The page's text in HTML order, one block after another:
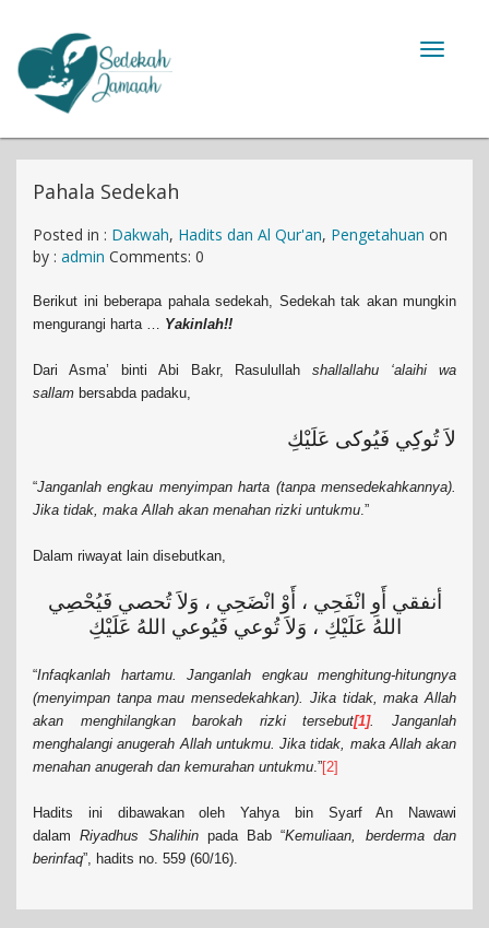
Toggle
Pahala Sedekah
Posted in : Dakwah, Hadits dan Al Qur'an, Pengetahuan on
by : admin Comments: 0
Berikut ini beberapa pahala sedekah, Sedekah tak akan mungkin
mengurangi harta … Yakinlah!!
Dari Asma’ binti Abi Bakr, Rasulullahshallallahu ‘alaihi wa
sallam bersabda padaku,
لاَ تُوكِي فَيُوكى عَلَيْكِ
“Janganlah engkau menyimpan harta (tanpa mensedekahkannya).
Jika tidak, maka Allah akan menahan rizki untukmu.”
Dalam riwayat lain disebutkan,
أنفقي أَوِ انْفَحِي ، أَوْ انْضَحِي ، وَلاَ تُحصي فَيُحْصِي
اللهُ عَلَيْكِ ، وَلاَ تُوعي فَيُوعي اللهُ عَلَيْكِ
“Infaqkanlah hartamu. Janganlah engkau menghitung-hitungnya
(menyimpan tanpa mau mensedekahkan). Jika tidak, maka Allah
akan menghilangkan barokah rizki tersebut[1]. Janganlah
menghalangi anugerah Allah untukmu. Jika tidak, maka Allah akan
menahan anugerah dan kemurahan untukmu.”[2]
Hadits ini dibawakan oleh Yahya bin Syarf An Nawawi
dalamRiyadhus Shalihinpada Bab “Kemuliaan, berderma dan
berinfaq”, hadits no. 559 (60/16).